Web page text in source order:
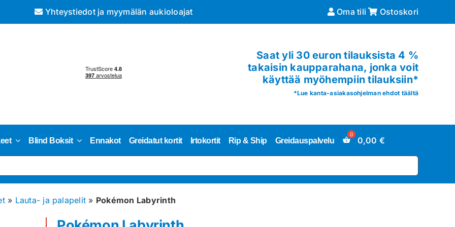
Yhteystiedot ja myymälän aukioloajat Oma tili Ostoskori
Saat yli 30 euron tilauksista 4 %
takaisin kaupparahana, jonka voit
käyttää myöhempiin tilauksiin*
*Lue kanta-asiakasohjelman ehdot täältä
Blind Boksit Ennakot Greidatut kortit Irtokortit Rip & Ship Greidauspalvelu 0,00 €
» Lauta- ja palapelit » Pokémon Labyrinth